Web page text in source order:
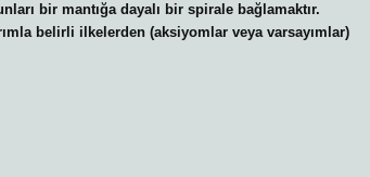
bir mantığa dayalı bir spirale bağlamaktır.
belirli ilkelerden (aksiyomlar veya varsayımlar)